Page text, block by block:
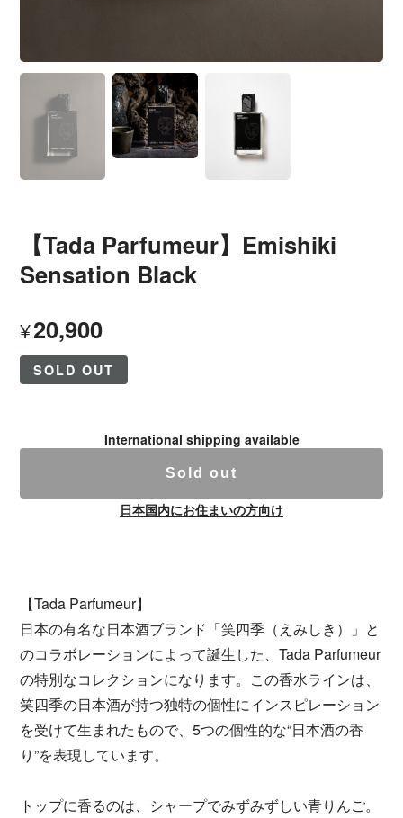
【Tada Parfumeur】Emishiki
Sensation Black
¥20,900
SOLD OUT
International shipping available
Sold out
日本国内にお住まいの方向け
【Tada Parfumeur】
日本の有名な日本酒ブランド「笑四季（えみしき）」と
のコラボレーションによって誕生した、Tada Parfumeur
の特別なコレクションになります。この香水ラインは、
笑四季の日本酒が持つ独特の個性にインスピレーション
を受けて生まれたもので、5つの個性的な“日本酒の香
り”を表現しています。
トップに香るのは、シャープでみずみずしい青りんご。